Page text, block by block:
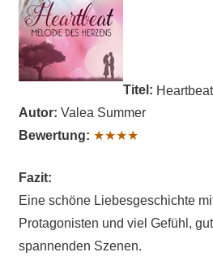
Titel:
Autor: Valea Summer
Bewertung: ★★★★
Fazit:
Eine schöne Liebesgeschichte
Protagonisten und viel Gefühl,
spannenden Szenen.